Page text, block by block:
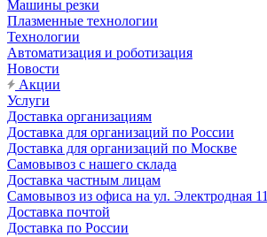
Машины резки
Плазменные технологии
Технологии
Автоматизация и роботизация
Новости
Акции
Услуги
Доставка организациям
Доставка для организаций по России
Доставка для организаций по Москве
Самовывоз с нашего склада
Доставка частным лицам
Самовывоз из офиса на ул. Электродная 11
Доставка почтой
Доставка по России